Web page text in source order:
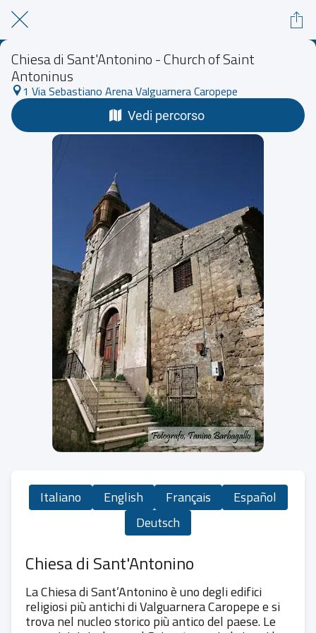
Chiesa di Sant'Antonino - Church of Saint
Antoninus
1 Via Sebastiano Arena Valguarnera Caropepe
Vedi percorso
Italiano English Français
Español
Deutsch
Chiesa di Sant'Antonino
La Chiesa di Sant’Antonino è uno degli edifici
religiosi più antichi di Valguarnera Caropepe e si
trova nel nucleo storico più antico del paese. Le